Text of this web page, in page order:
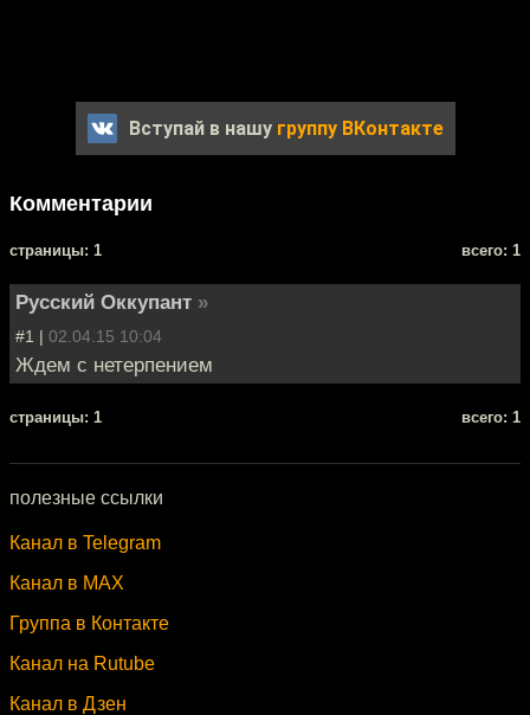
Вступай в нашу группу ВКонтакте
Комментарии
cтраницы: 1 всего: 1
Русский Оккупант »
#1 | 02.04.15 10:04
Ждем с нетерпением
cтраницы: 1 всего: 1
полезные ссылки
Канал в Telegram
Канал в MAX
Группа в Контакте
Канал на Rutube
Канал в Дзен